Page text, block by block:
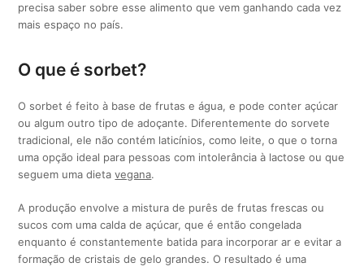
precisa saber sobre esse alimento que vem ganhando cada vez
mais espaço no país.
O que é sorbet?
O sorbet é feito à base de frutas e água, e pode conter açúcar
ou algum outro tipo de adoçante. Diferentemente do sorvete
tradicional, ele não contém laticínios, como leite, o que o torna
uma opção ideal para pessoas com intolerância à lactose ou que
seguem uma dietavegana.
A produção envolve a mistura de purês de frutas frescas ou
sucos com uma calda de açúcar, que é então congelada
enquanto é constantemente batida para incorporar ar e evitar a
formação de cristais de gelo grandes. O resultado é uma